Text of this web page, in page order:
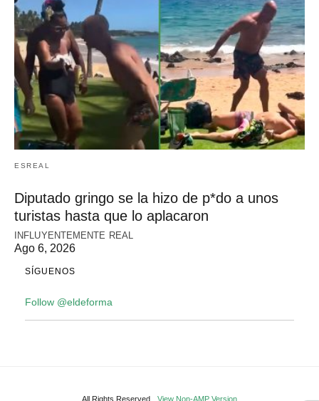
ESREAL
Diputado gringo se la hizo de p*do a unos
turistas hasta que lo aplacaron
INFLUYENTEMENTE REAL
Ago 6, 2026
SÍGUENOS
Follow @eldeforma
All Rights Reserved View Non-AMP Version